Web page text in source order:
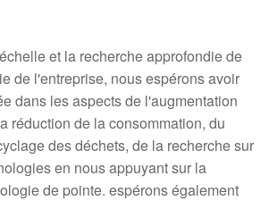
et la recherche approfondie de
de l'entreprise, nous espérons avoir
dans les aspects de l'augmentation
réduction de la consommation, du
des déchets, de la recherche sur
en nous appuyant sur la
de pointe. espérons également